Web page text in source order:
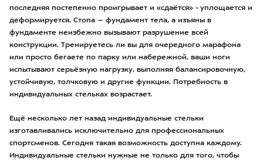
последняя постепенно проигрывает и «сдаётся» - уплощается и
деформируется. Стопа – фундамент тела, а изъяны в
фундаменте неизбежно вызывают разрушение всей
конструкции. Тренируетесь ли вы для очередного марафона
или просто бегаете по парку или набережной, ваши ноги
испытывают серьёзную нагрузку, выполняя балансировочную,
устойчивую, толчковую и другие функции. Потребность в
индивидуальных стельках возрастает.
Ещё несколько лет назад индивидуальные стельки
изготавливались исключительно для профессиональных
спортсменов. Сегодня такая возможность доступна каждому.
Индивидуальные стельки нужные не только для того, чтобы